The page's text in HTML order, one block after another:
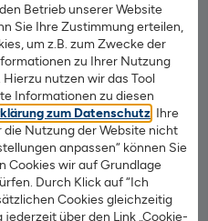
Betrieb unserer Website
Sie Ihre Zustimmung erteilen,
um z.B. zum Zwecke der
zu Ihrer Nutzung
nutzen wir das Tool
Informationen zu diesen
zum Datenschutz . Ihre
Nutzung der Website nicht
anpassen“ können Sie
Cookies wir auf Grundlage
Durch Klick auf “Ich
Cookies gleichzeitig
über den Link „Cookie-